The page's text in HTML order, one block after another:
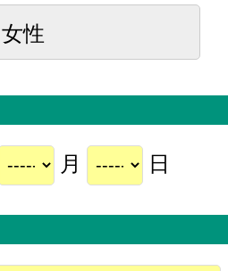
女性
月 日